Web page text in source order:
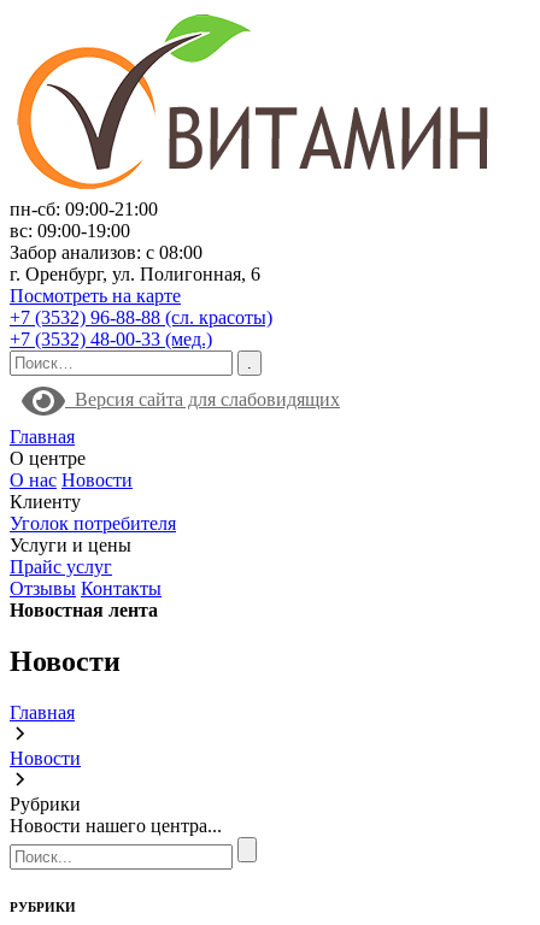
пн-сб: 09:00-21:00
вс: 09:00-19:00
Забор анализов: с 08:00
г. Оренбург, ул. Полигонная, 6
Посмотреть на карте
+7 (3532) 96-88-88 (сл. красоты)
+7 (3532) 48-00-33 (мед.)
Версия сайта для слабовидящих
Главная
О центре
О нас Новости
Клиенту
Уголок потребителя
Услуги и цены
Прайс услуг
Отзывы Контакты
Новостная лента
Новости
Главная
Новости
Рубрики
Новости нашего центра...
РУБРИКИ